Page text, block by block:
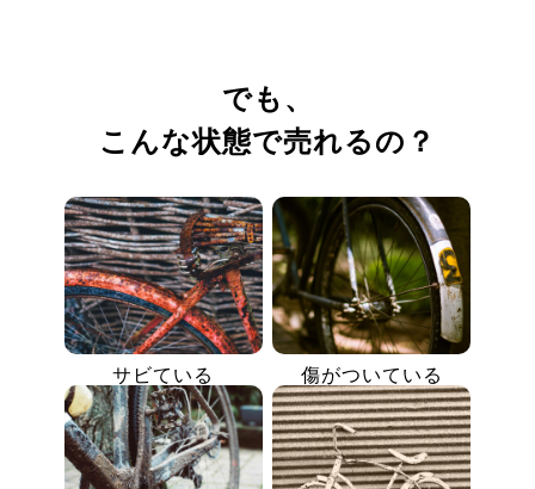
でも、
こんな状態で売れるの？
サビている 傷がついている